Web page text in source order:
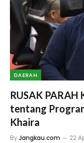
DAERAH
RUSAK
tentang
Khaira
ByJangkau.com 22